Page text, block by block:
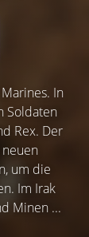
In
Soldaten
Rex. Der
um die
Im Irak
Minen ...